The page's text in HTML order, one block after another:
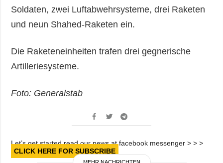
Soldaten, zwei Luftabwehrsysteme, drei Raketen
und neun Shahed-Raketen ein.
Die Raketeneinheiten trafen drei gegnerische
Artilleriesysteme.
Foto: Generalstab
Let’s get started read our news at facebook messenger > > >
CLICK HERE FOR SUBSCRIBE
MEHR NACHRICHTEN